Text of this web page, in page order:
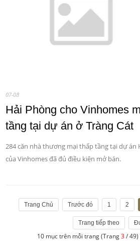
07-08
Hải Phòng cho Vinhomes
tầng tại dự án ở Tràng Cát
284 căn nhà thương mại thấp tầng tại dự án
của Vinhomes đã đủ điều kiện mở bán.
Trang Chủ Trước đó 1 2
Trang tiếp theo
10 mục trên mỗi trang (Trang3/ 49)